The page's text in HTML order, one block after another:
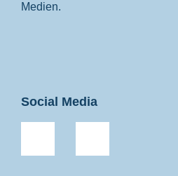
Medien.
Social Media